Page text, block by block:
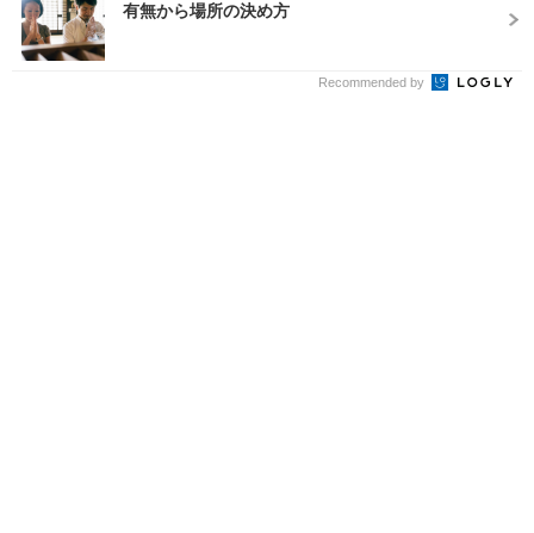
有無から場所の決め方
Recommended by